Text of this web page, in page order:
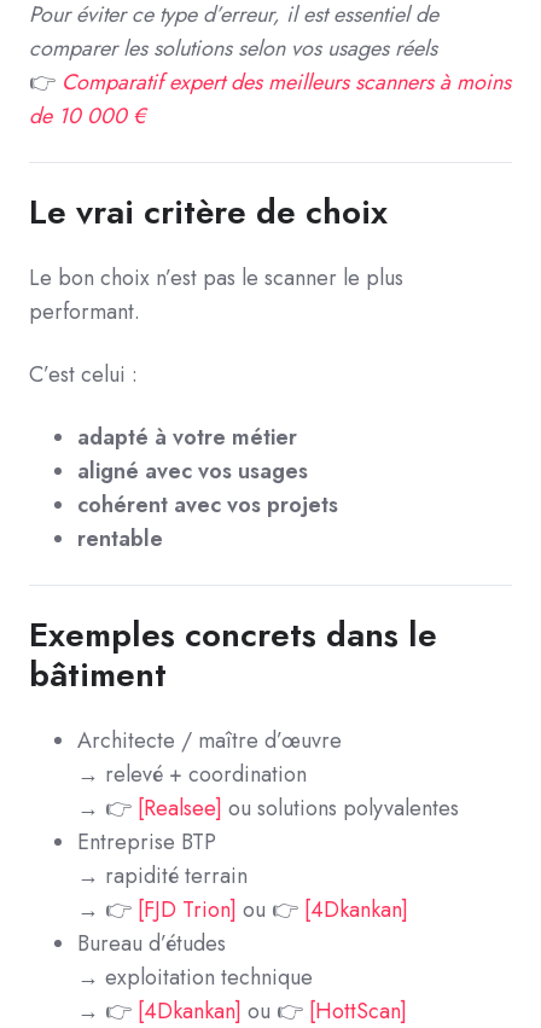
Pour éviter ce type d’erreur, il est essentiel de
comparer les solutions selon vos usages réels
👉 Comparatif expert des meilleurs scanners à moins
de 10 000 €
Le vrai critère de choix
Le bon choix n’est pas le scanner le plus
performant.
C’est celui :
adapté à votre métier
aligné avec vos usages
cohérent avec vos projets
rentable
Exemples concrets dans le
bâtiment
Architecte / maître d’œuvre
→ relevé + coordination
→ 👉 [Realsee] ou solutions polyvalentes
Entreprise BTP
→ rapidité terrain
→ 👉 [FJD Trion] ou 👉 [4Dkankan]
Bureau d’études
→ exploitation technique
→ 👉 [4Dkankan] ou 👉 [HottScan]